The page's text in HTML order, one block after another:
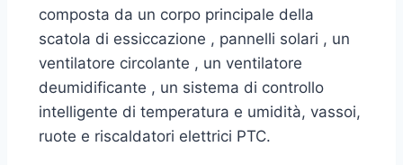
composta da un corpo principale della
scatola di essiccazione , pannelli solari , un
ventilatore circolante , un ventilatore
deumidificante , un sistema di controllo
intelligente di temperatura e umidità, vassoi,
ruote e riscaldatori elettrici PTC.